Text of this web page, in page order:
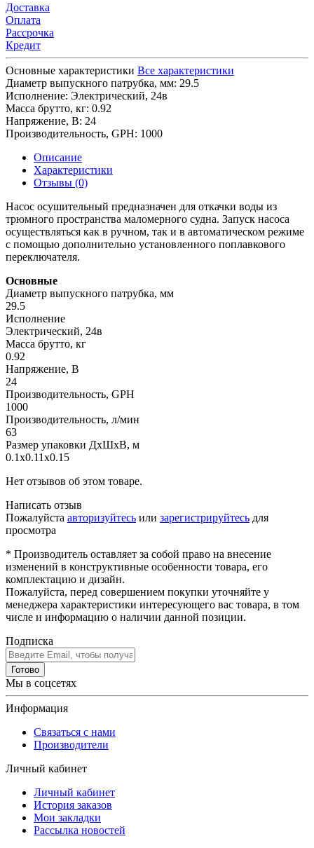
Доставка
Оплата
Рассрочка
Кредит
Основные характеристики Все характеристики
Диаметр выпускного патрубка, мм: 29.5
Исполнение: Электрический, 24в
Масса брутто, кг: 0.92
Напряжение, В: 24
Производительность, GPH: 1000
Описание
Характеристики
Отзывы (0)
Насос осушительный предназначен для откачки воды из
трюмного пространства маломерного судна. Запуск насоса
осуществляться как в ручном, так и в автоматическом режиме
с помощью дополнительно установленного поплавкового
переключателя.
Основные
Диаметр выпускного патрубка, мм
29.5
Исполнение
Электрический, 24в
Масса брутто, кг
0.92
Напряжение, В
24
Производительность, GPH
1000
Производительность, л/мин
63
Размер упаковки ДхШхВ, м
0.1x0.11x0.15
Нет отзывов об этом товаре.
Написать отзыв
Пожалуйста авторизуйтесь или зарегистрируйтесь для
просмотра
* Производитель оставляет за собой право на внесение
изменений в конструктивные особенности товара, его
комплектацию и дизайн.
Пожалуйста, перед совершением покупки уточняйте у
менеджера характеристики интересующего вас товара, в том
числе и информацию о наличии данной позиции.
Подписка
Готово
Мы в соцсетях
Информация
Связаться с нами
Производители
Личный кабинет
Личный кабинет
История заказов
Мои закладки
Рассылка новостей